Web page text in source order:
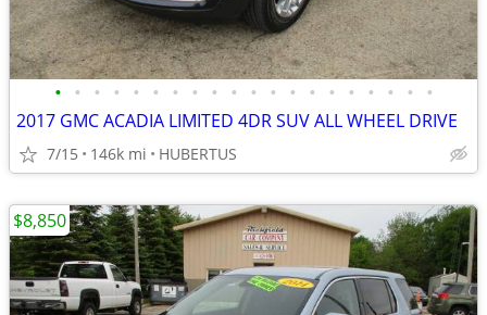
• • • • • • • • • • • • • • • • • • • •
2017 GMC ACADIA LIMITED 4DR SUV ALL WHEEL DRIVE
7/15 146k mi HUBERTUS
$8,850